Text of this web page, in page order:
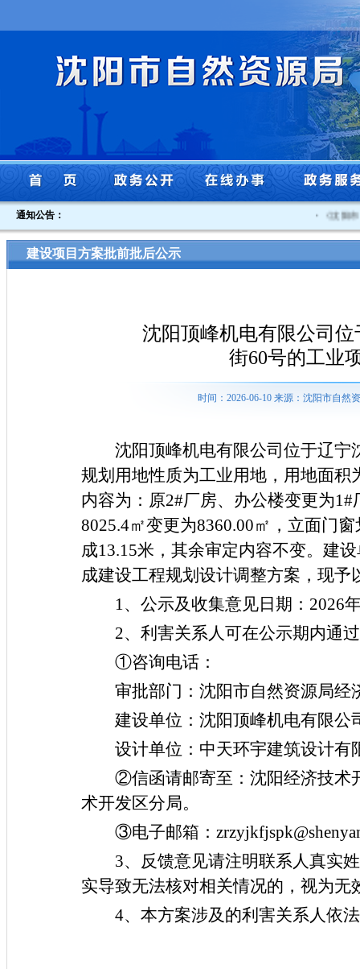
通知公告： 《沈阳市
建设项目方案批前批后公示
沈阳顶峰机电有限公司
街60号的工业
时间：2026-06-10 来源：沈阳市自然
沈阳顶峰机电有限公司位于辽
规划用地性质为工业用地，用地面积
内容为：原2#厂房、办公楼变更为1#
8025.4㎡变更为8360.00㎡，立面门
成13.15米，其余审定内容不变。建
成建设工程规划设计调整方案，现予
1、公示及收集意见日期： 2026
2、利害关系人可在公示期内通
①咨询电话：
审批部门：沈阳市自然资源局经
建设单位：沈阳顶峰机电有限公
设计单位：中天环宇建筑设计有
②信函请邮寄至：沈阳经济技术
术开发区分局。
③电子邮箱： zrzyjkfj
3、反馈意见请注明联系人真实
实导致无法核对相关情况的，视为无
4、本方案涉及的利害关系人依